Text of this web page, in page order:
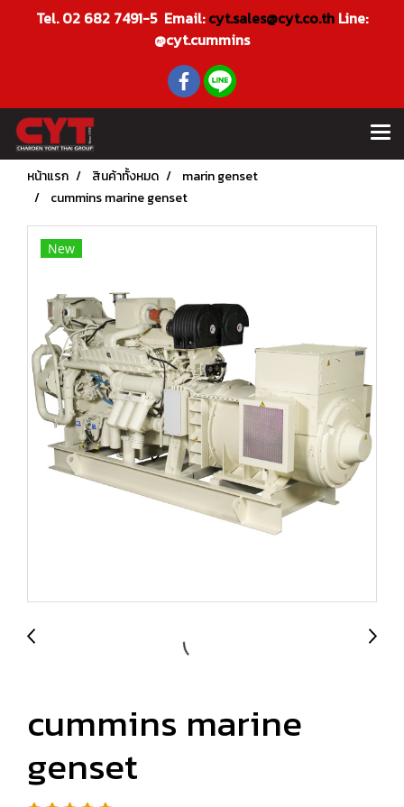
Tel. 02 682 7491-5 Email:cyt.sales@cyt.co.th Line:
@cyt.cummins
หน้าแรก สินค้าทั้งหมด
marin genset
cummins marine genset
New
cummins marine
genset